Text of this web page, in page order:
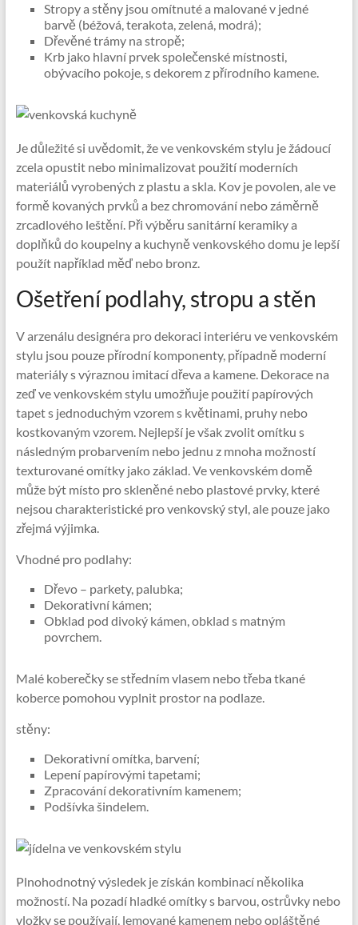
Stropy a stěny jsou omítnuté a malované v jedné
barvě (béžová, terakota, zelená, modrá);
Dřevěné trámy na stropě;
Krb jako hlavní prvek společenské místnosti,
obývacího pokoje, s dekorem z přírodního kamene.
Je důležité si uvědomit, že ve venkovském stylu je žádoucí
zcela opustit nebo minimalizovat použití moderních
materiálů vyrobených z plastu a skla. Kov je povolen, ale ve
formě kovaných prvků a bez chromování nebo záměrně
zrcadlového leštění. Při výběru sanitární keramiky a
doplňků do koupelny a kuchyně venkovského domu je lepší
použít například měď nebo bronz.
Ošetření podlahy, stropu a stěn
V arzenálu designéra pro dekoraci interiéru ve venkovském
stylu jsou pouze přírodní komponenty, případně moderní
materiály s výraznou imitací dřeva a kamene. Dekorace na
zeď ve venkovském stylu umožňuje použití papírových
tapet s jednoduchým vzorem s květinami, pruhy nebo
kostkovaným vzorem. Nejlepší je však zvolit omítku s
následným probarvením nebo jednu z mnoha možností
texturované omítky jako základ. Ve venkovském domě
může být místo pro skleněné nebo plastové prvky, které
nejsou charakteristické pro venkovský styl, ale pouze jako
zřejmá výjimka.
Vhodné pro podlahy:
Dřevo – parkety, palubka;
Dekorativní kámen;
Obklad pod divoký kámen, obklad s matným
povrchem.
Malé koberečky se středním vlasem nebo třeba tkané
koberce pomohou vyplnit prostor na podlaze.
stěny:
Dekorativní omítka, barvení;
Lepení papírovými tapetami;
Zpracování dekorativním kamenem;
Podšívka šindelem.
Plnohodnotný výsledek je získán kombinací několika
možností. Na pozadí hladké omítky s barvou, ostrůvky nebo
vložky se používají, lemované kamenem nebo opláštěné